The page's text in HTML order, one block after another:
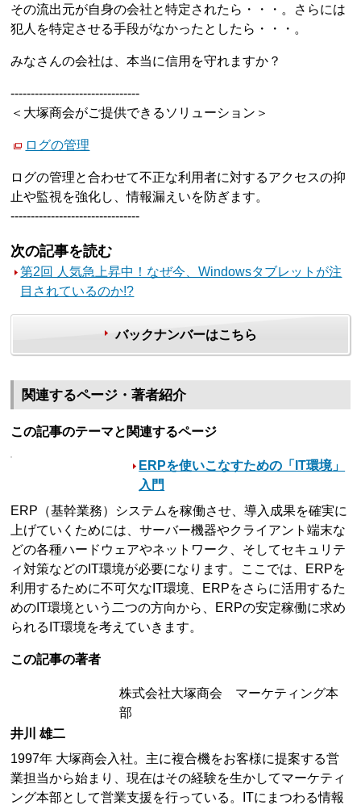
その流出元が自身の会社と特定されたら・・・。さらには
犯人を特定させる手段がなかったとしたら・・・。
みなさんの会社は、本当に信用を守れますか？
--------------------------------
＜大塚商会がご提供できるソリューション＞
ログの管理
ログの管理と合わせて不正な利用者に対するアクセスの抑
止や監視を強化し、情報漏えいを防ぎます。
--------------------------------
次の記事を読む
第2回 人気急上昇中！なぜ今、Windowsタブレットが注
目されているのか!?
バックナンバーはこちら
関連するページ・著者紹介
この記事のテーマと関連するページ
ERPを使いこなすための「IT環境」
入門
ERP（基幹業務）システムを稼働させ、導入成果を確実に
上げていくためには、サーバー機器やクライアント端末な
どの各種ハードウェアやネットワーク、そしてセキュリテ
ィ対策などのIT環境が必要になります。ここでは、ERPを
利用するために不可欠なIT環境、ERPをさらに活用するた
めのIT環境という二つの方向から、ERPの安定稼働に求め
られるIT環境を考えていきます。
この記事の著者
株式会社大塚商会 マーケティング本
部
井川 雄二
1997年 大塚商会入社。主に複合機をお客様に提案する営
業担当から始まり、現在はその経験を生かしてマーケティ
ング本部として営業支援を行っている。ITにまつわる情報